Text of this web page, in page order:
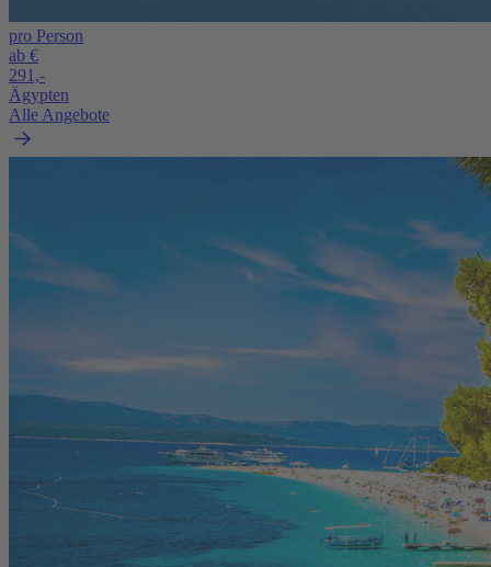
pro Person
ab €
291,-
Ägypten
Alle Angebote